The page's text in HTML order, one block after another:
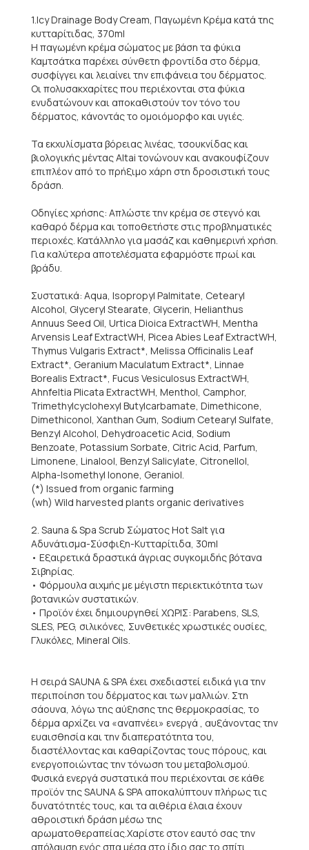
1.Icy Drainage Body Cream, Παγωμένη Κρέμα κατά της
κυτταρίτιδας, 370ml
Η παγωμένη κρέμα σώματος με βάση τα φύκια
Καμτσάτκα παρέχει σύνθετη φροντίδα στο δέρμα,
συσφίγγει και λειαίνει την επιφάνεια του δέρματος.
Οι πολυσακχαρίτες που περιέχονται στα φύκια
ενυδατώνουν και αποκαθιστούν τον τόνο του
δέρματος, κάνοντάς το ομοιόμορφο και υγιές.
Τα εκχυλίσματα βόρειας λινέας, τσουκνίδας και
βιολογικής μέντας Altai τονώνουν και ανακουφίζουν
επιπλέον από το πρήξιμο χάρη στη δροσιστική τους
δράση.
Οδηγίες χρήσης: Απλώστε την κρέμα σε στεγνό και
καθαρό δέρμα και τοποθετήστε στις προβληματικές
περιοχές. Κατάλληλο για μασάζ και καθημερινή χρήση.
Για καλύτερα αποτελέσματα εφαρμόστε πρωί και
βράδυ.
Συστατικά: Aqua, Isopropyl Palmitate, Cetearyl
Alcohol, Glyceryl Stearate, Glycerin, Helianthus
Annuus Seed Oil, Urtica Dioica ExtractWH, Mentha
Arvensis Leaf ExtractWH, Picea Abies Leaf ExtractWH,
Thymus Vulgaris Extract*, Melissa Officinalis Leaf
Extract*, Geranium Maculatum Extract*, Linnae
Borealis Extract*, Fucus Vesiculosus ExtractWH,
Ahnfeltia Plicata ExtractWH, Menthol, Camphor,
Trimethylcyclohexyl Butylcarbamate, Dimethicone,
Dimethiconol, Xanthan Gum, Sodium Cetearyl Sulfate,
Benzyl Alcohol, Dehydroacetic Acid, Sodium
Benzoate, Potassium Sorbate, Citric Acid, Parfum,
Limonene, Linalool, Benzyl Salicylate, Citronellol,
Alpha-Isomethyl Ionone, Geraniol.
(*) Issued from organic farming
(wh) Wild harvested plants organic derivatives
2. Sauna & Spa Scrub Σώματος Hot Salt για
Αδυνάτισμα-Σύσφιξη-Κυτταρίτιδα, 30ml
• Εξαιρετικά δραστικά άγριας συγκομιδής βότανα
Σιβηρίας.
• Φόρμουλα αιχμής με μέγιστη περιεκτικότητα των
βοτανικών συστατικών.
• Προϊόν έχει δημιουργηθεί ΧΩΡΙΣ: Parabens, SLS,
SLES, PEG, σιλικόνες, Συνθετικές χρωστικές ουσίες,
Γλυκόλες, Mineral Oils.
Η σειρά SAUNA & SPA έχει σχεδιαστεί ειδικά για την
περιποίηση του δέρματος και των μαλλιών. Στη
σάουνα, λόγω της αύξησης της θερμοκρασίας, το
δέρμα αρχίζει να «αναπνέει» ενεργά , αυξάνοντας την
ευαισθησία και την διαπερατότητα του,
διαστέλλοντας και καθαρίζοντας τους πόρους, και
ενεργοποιώντας την τόνωση του μεταβολισμού.
Φυσικά ενεργά συστατικά που περιέχονται σε κάθε
προϊόν της SAUNA & SPA αποκαλύπτουν πλήρως τις
δυνατότητές τους, και τα αιθέρια έλαια έχουν
αθροιστική δράση μέσω της
αρωματοθεραπείας.Χαρίστε στον εαυτό σας την
απόλαυση ενός σπα μέσα στο ίδιο σας το σπίτι...